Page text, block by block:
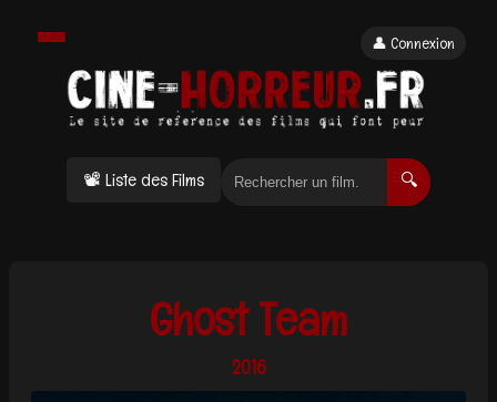
📽 Liste des Films 🔍
👤 Connexion
Ghost Team
2016